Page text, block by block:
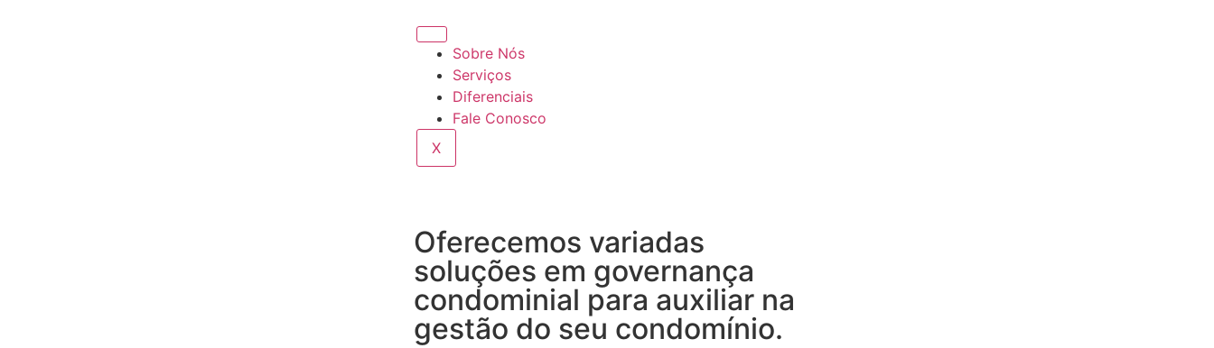
Sobre Nós
Serviços
Diferenciais
Fale Conosco
X
Oferecemos variadas
soluções em governança
condominial para auxiliar na
gestão do seu condomínio.